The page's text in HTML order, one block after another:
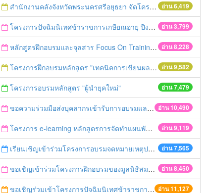
อ่าน 6,419
สำนักงานคลังจังหวัดพระนครศรีอยุธยา จัดโครงการฝึกอบรมเชิงปฏิบัติการ "การจัดซื้อจัดจ้างด้วยวิธีตลาดอิเล็กทรอนิกส์ (e-market)และวิธีประกวดราคาอิเล็กทรอนิกส์ (e-bidding)" ในวันที่ 4 เมษายน 2559 ณ อาคารราชภัฎ 100ปี ชั้น 2 มหาวิทยาลัยราชภัฎพระนครศรีอยุธยา
อ่าน 3,799
โครงการปัจฉิมนิเทศข้าราขการเกษียณอายุ ปีงบประมาณ พ.ศ. 2559
อ่าน 8,228
หลักสูตรฝึกอบรมและจุลสาร Focus On Training
อ่าน 9,582
โครงการฝึกอบรมหลักสูตร "เทคนิคการเขียนผลงานทางวิชาการ" รุ่นที่ 2
อ่าน 7,479
โครงการอบรมหลักสูตร "ผู้นำยุคใหม่"
อ่าน 10,490
ขอความร่วมมือส่งบุคลากรเข้ารับการอบรมและเผยแพร่ข่าวอบรม ประจำปี 2558
อ่าน 9,119
โครงการ e-learning หลักสูตรการจัดทำแผนพัฒนาจังหวัด
อ่าน 7,565
เรียนเชิญเข้าร่วมโครงการอบรมจดหมายเหตุประจำปี 2558 ของสมาคมจดหมายเหตุสยาม
อ่าน 8,450
ขอเชิญเข้าร่วมโครงการฝึกอบรมของมูลนิธิสมาคมนักเรียนทุนรัฐบาลไทย
อ่าน 11,127
ขอเชิญร่วมเข้าโครงการปัจฉิมนิเทศข้าราชการเกษียณอายุ ปี 2558